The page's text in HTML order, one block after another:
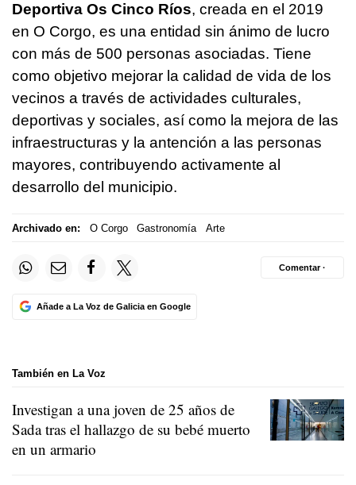
Deportiva Os Cinco Ríos, creada en el 2019
en O Corgo, es una entidad sin ánimo de lucro
con más de 500 personas asociadas. Tiene
como objetivo mejorar la calidad de vida de los
vecinos a través de actividades culturales,
deportivas y sociales, así como la mejora de las
infraestructuras y la antención a las personas
mayores, contribuyendo activamente al
desarrollo del municipio.
Archivado en: O Corgo Gastronomía Arte
Añade a La Voz de Galicia en Google
Comentar ·
También en La Voz
Investigan a una joven de 25 años de
Sada tras el hallazgo de su bebé muerto
en un armario